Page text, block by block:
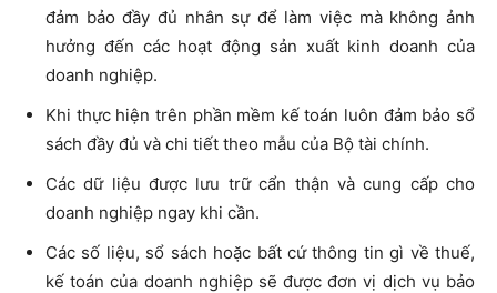
đảm bảo đầy đủ nhân sự để làm việc mà không ảnh
hưởng đến các hoạt động sản xuất kinh doanh của
doanh nghiệp.
Khi thực hiện trên phần mềm kế toán luôn đảm bảo sổ
sách đầy đủ và chi tiết theo mẫu của Bộ tài chính.
Các dữ liệu được lưu trữ cẩn thận và cung cấp cho
doanh nghiệp ngay khi cần.
Các số liệu, sổ sách hoặc bất cứ thông tin gì về thuế,
kế toán của doanh nghiệp sẽ được đơn vị dịch vụ bảo